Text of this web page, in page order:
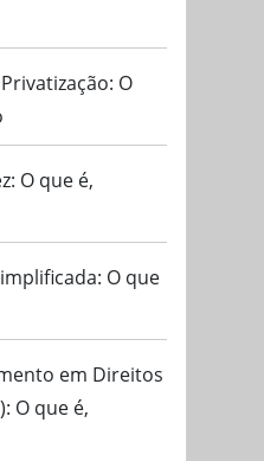
O
O que é,
O que
em Direitos
O que é,